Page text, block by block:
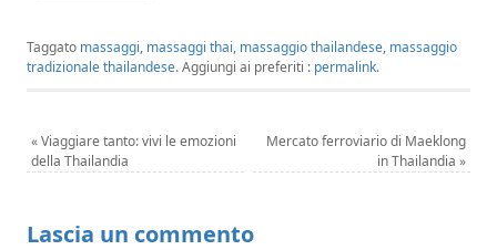
Taggato massaggi, massaggi thai, massaggio thailandese, massaggio
tradizionale thailandese.Aggiungi ai preferiti : permalink.
«Viaggiare tanto: vivi le emozioni
della Thailandia
Mercato ferroviario di Maeklong
in Thailandia »
Lascia un commento